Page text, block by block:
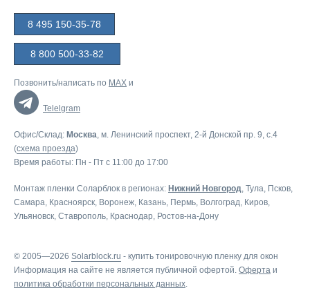
8 495 150-35-78
8 800 500-33-82
Позвонить/написать по MAX и
Telelgram
Офис/Склад: Москва , м. Ленинский проспект, 2-й Донской пр. 9, c.4
(схема проезда)
Время работы: Пн - Пт с 11:00 до 17:00
Монтаж пленки Соларблок в регионах: Нижний Новгород Тула Псков
Самара Красноярск Воронеж Казань Пермь Волгоград Киров
Ульяновск Ставрополь Краснодар Ростов-на-Дону
© 2005—2026 Solarblock.ru - купить тонировочную пленку для окон
Информация на сайте не является публичной офертой. Оферта и
политика обработки персональных данных